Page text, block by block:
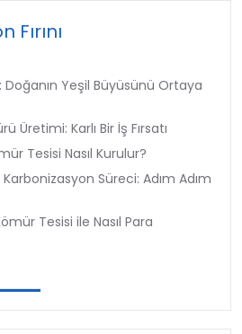
Doğanın Yeşil Büyüsünü Ortaya
Üretimi: Karlı Bir İş Fırsatı
Tesisi Nasıl Kurulur?
Süreci: Adım Adım
Tesisi ile Nasıl Para